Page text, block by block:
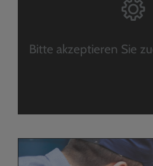
Bitte akzeptieren Sie